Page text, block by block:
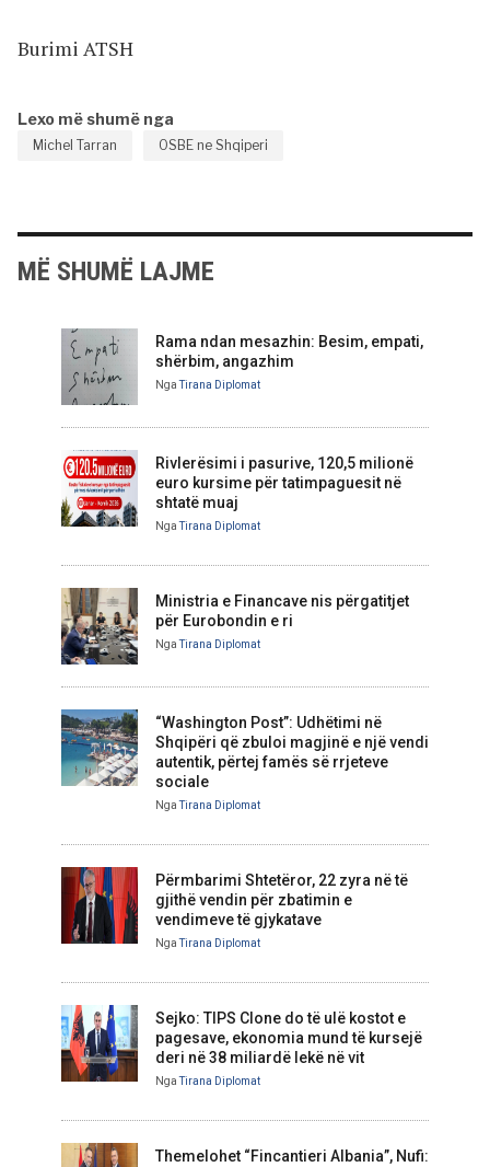
Burimi ATSH
Lexo më shumë nga
Michel Tarran OSBE ne Shqiperi
MË SHUMË LAJME
Rama ndan mesazhin: Besim, empati,
shërbim, angazhim
NgaTirana Diplomat
Rivlerësimi i pasurive, 120,5 milionë
euro kursime për tatimpaguesit në
shtatë muaj
NgaTirana Diplomat
Ministria e Financave nis përgatitjet
për Eurobondin e ri
NgaTirana Diplomat
“Washington Post”: Udhëtimi në
Shqipëri që zbuloi magjinë e një vendi
autentik, përtej famës së rrjeteve
sociale
NgaTirana Diplomat
Përmbarimi Shtetëror, 22 zyra në të
gjithë vendin për zbatimin e
vendimeve të gjykatave
NgaTirana Diplomat
Sejko: TIPS Clone do të ulë kostot e
pagesave, ekonomia mund të kursejë
deri në 38 miliardë lekë në vit
NgaTirana Diplomat
Themelohet “Fincantieri Albania”, Nufi: